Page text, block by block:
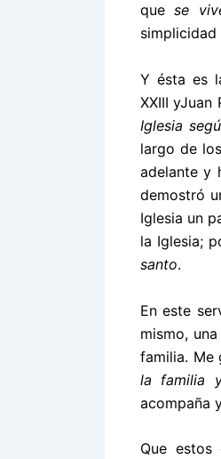
quese
Y ésta es
XXIII yJuan
Iglesia
largo de
adelante y
demostró
Iglesia un
la Iglesia;
santo.
En este
mismo,
familia. Me
la familia
acompaña
Que